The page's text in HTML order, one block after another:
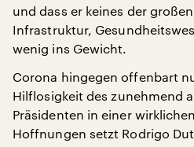
und dass er keines der
Infrastruktur,
wenig ins Gewicht.
Corona hingegen offenbart
Hilflosigkeit des zunehmend
Präsidenten in einer
Hoffnungen setzt Rodrigo